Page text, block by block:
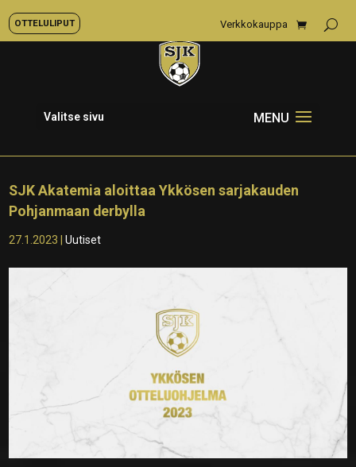
OTTELULIPUT Verkkokauppa
Valitse sivu
SJK Akatemia aloittaa Ykkösen sarjakauden
Pohjanmaan derbylla
27.1.2023 |Uutiset